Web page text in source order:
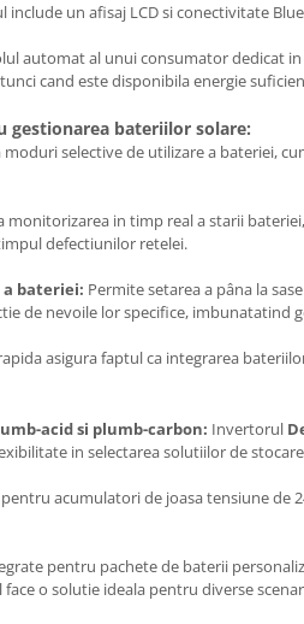
include un afisaj LCD si conectivitate
automat al unui consumator dedicat
cand este disponibila energie
gestionarea bateriilor solare:
moduri selective de utilizare a bateriei,
monitorizarea in timp real a starii
defectiunilor retelei.
bateriei: Permite setarea a pâna la
de nevoile lor specifice, imbunatatind
asigura faptul ca integrarea
acid si plumb-carbon: Invertorul
in selectarea solutiilor de
acumulatori de joasa tensiune de
pentru pachete de baterii
o solutie ideala pentru diverse